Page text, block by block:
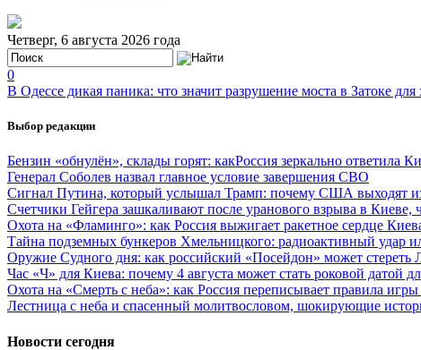
Четверг, 6 августа 2026 года
0
В Одессе дикая паника: что значит разрушение моста в Затоке
Выбор редакции
Бензин «обнулён», склады горят: какРоссия зеркально ответила
Генерал Соболев назвал главное условие завершения СВО
Сигнал Путина, который услышал Трамп: почему США выходят
Счетчики Гейгера зашкаливают после уранового взрыва в Киеве,
Охота на «Фламинго»: как Россия выжигает ракетное сердце
Тайна подземных бункеров Хмельницкого: радиоактивный удар
Оружие Судного дня: как российский «Посейдон» может
Час «Ч» для Киева: почему 4 августа может стать роковой датой
Охота на «Смерть с неба»: как Россия переписывает правила
Лестница с неба и спасенный молитвословом, шокирующие
Новости сегодня